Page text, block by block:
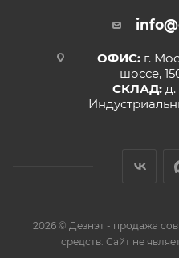
ОФИС: г.
шоссе,
СКЛАД: д.
2026 © Дезнэт - продажа
средств. Сайт не